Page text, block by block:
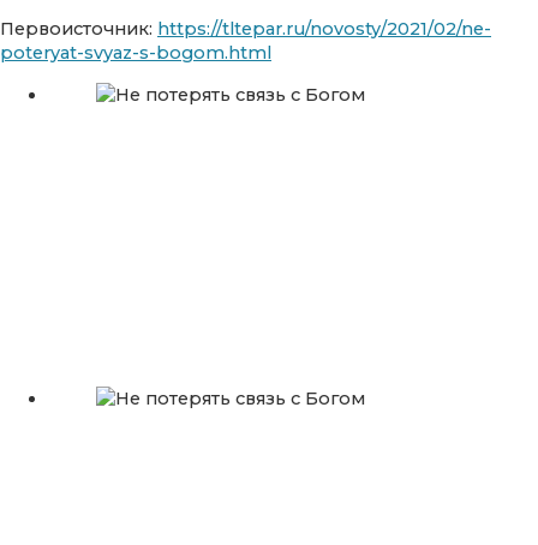
Первоисточник: https://tltepar.ru/novosty/2021/02/ne-
poteryat-svyaz-s-bogom.html